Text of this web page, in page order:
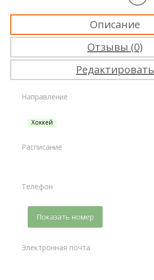
Описание
Отзывы (0)
Редактировать
Направление
Хоккей
Расписание
Телефон
Показать номер
Электронная почта